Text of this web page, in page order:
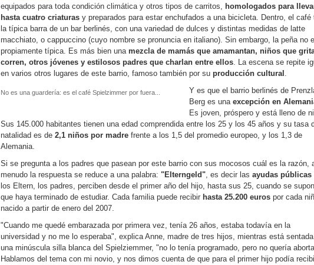
equipados para toda condición climática y otros tipos de carritos, homologados para
hasta cuatro criaturas y preparados para estar enchufados a una bicicleta. Dentro, el café
la típica barra de un bar berlinés, con una variedad de dulces y distintas medidas de latte
macchiato, o cappuccino (cuyo nombre se pronuncia en italiano). Sin embargo, la peña no
propiamente típica. Es más bien una mezcla de mamás que amamantan, niños que
corren, otros jóvenes y estilosos padres que charlan entre ellos. La escena se repite
en varios otros lugares de este barrio, famoso también por su producción cultural .
No es una guardería: es el café Spielzimmer por fuera...
Y es que el barrio berlinés de
Berg es una excepción en
Es joven, próspero y está lleno de
Sus 145.000 habitantes tienen una edad comprendida entre los 25 y los 45 años y su tasa
natalidad es de 2,1 niños por madre frente a los 1,5 del promedio europeo, y los 1,3 de
Alemania.
Si se pregunta a los padres que pasean por este barrio con sus mocosos cuál es la razón,
menudo la respuesta se reduce a una palabra: "Elterngeld", es decir las ayudas públicas
los Eltern, los padres, perciben desde el primer año del hijo, hasta sus 25, cuando se
que haya terminado de estudiar. Cada familia puede recibir hasta 25.200 euros por cada
nacido a partir de enero del 2007.
"Cuando me quedé embarazada por primera vez, tenía 26 años, estaba todavía en la
universidad y no me lo esperaba", explica Anne, madre de tres hijos, mientras está
una minúscula silla blanca del Spielziemmer, "no lo tenía programado, pero no quería
Hablamos del tema con mi novio, y nos dimos cuenta de que para el primer hijo podía